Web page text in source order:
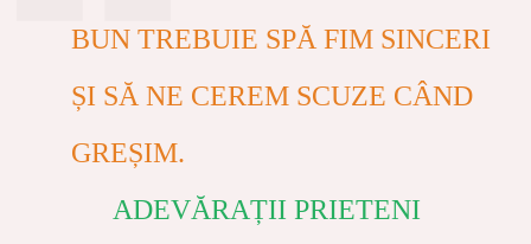
BUN TREBUIE SPĂ FIM SINCERI
ȘI SĂ NE CEREM SCUZE CÂND
GREȘIM.
ADEVĂRAȚII PRIETENI